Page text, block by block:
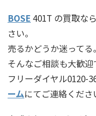
BOSE 401T の買取なら
さい。
売るかどうか迷ってる
そんなご相談も大歓迎
フリーダイヤル0120-
ームにてご連絡くださ